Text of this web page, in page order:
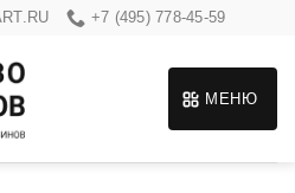
+7 (495) 778-45-59
МЕНЮ